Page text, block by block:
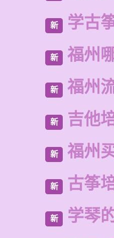
新 学古
新 福州
新 福州
新 吉他
新 福州
新 古筝
新 学琴